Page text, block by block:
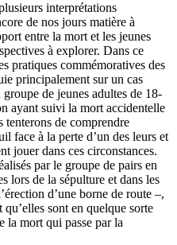
interprétations
de nos jours matière à
entre la mort et les jeunes
à explorer. Dans ce
pratiques commémoratives des
principalement sur un cas
de jeunes adultes de 18-
ayant suivi la mort accidentelle
tenterons de comprendre
face à la perte d’un des leurs et
jouer dans ces circonstances.
par le groupe de pairs en
lors de la sépulture et dans les
d’une borne de route –,
sont en quelque sorte
la mort qui passe par la